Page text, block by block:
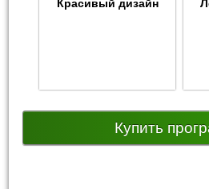
Красивый дизайн
Купить